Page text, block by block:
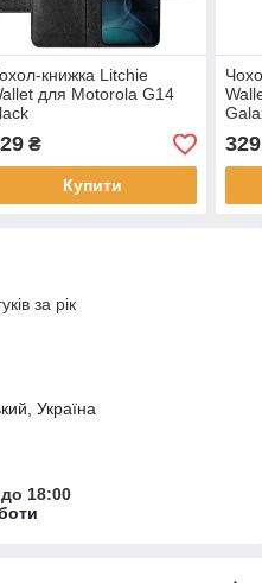
книжка Litchie
для Motorola G14
₴
Купити
329
за рік
Україна
18:00